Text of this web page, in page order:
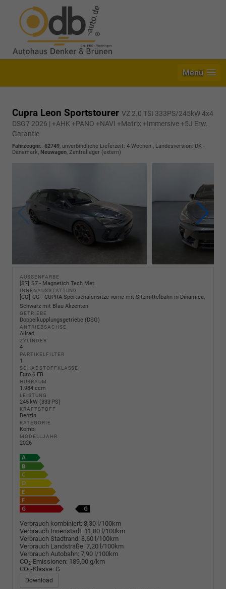
Menü
Cupra Leon Sportstourer VZ 2.0 TSI 333PS/245kW 4x4
DSG7 2026 | +AHK +PANO +NAVI +Matrix +Immersive +5J Erw.
Garantie
Fahrzeugnr.: 62749, unverbindliche Lieferzeit: 4 Wochen , Landesversion: DK -
Dänemark, Neuwagen, Zentrallager (extern)
AUSSENFARBE
S7 S7 - Magnetich Tech Met.
INNENAUSSTATTUNG
CG
CG - CUPRA Sportschalensitze vorne mit Sitzmittelbahn in Dinamica,
Schwarz mit Blau Akzenten
GETRIEBE
Doppelkupplungsgetriebe (DSG)
ANTRIEBSACHSE
Allrad
ZYLINDER
4
PARTIKELFILTER
1
SCHADSTOFFKLASSE
Euro 6 EB
HUBRAUM
1.984 ccm
LEISTUNG
245 kW (333 PS)
KRAFTSTOFF
Benzin
KATEGORIE
Kombi
MODELLJAHR
2026
Verbrauch kombiniert: 8,30 l/100km
Verbrauch Innenstadt: 11,80 l/100km
Verbrauch Stadtrand: 8,60 l/100km
Verbrauch Landstraße: 7,20 l/100km
Verbrauch Autobahn: 7,90 l/100km
CO2-Emissionen: 189,00 g/km
CO2-Klasse: G
Download